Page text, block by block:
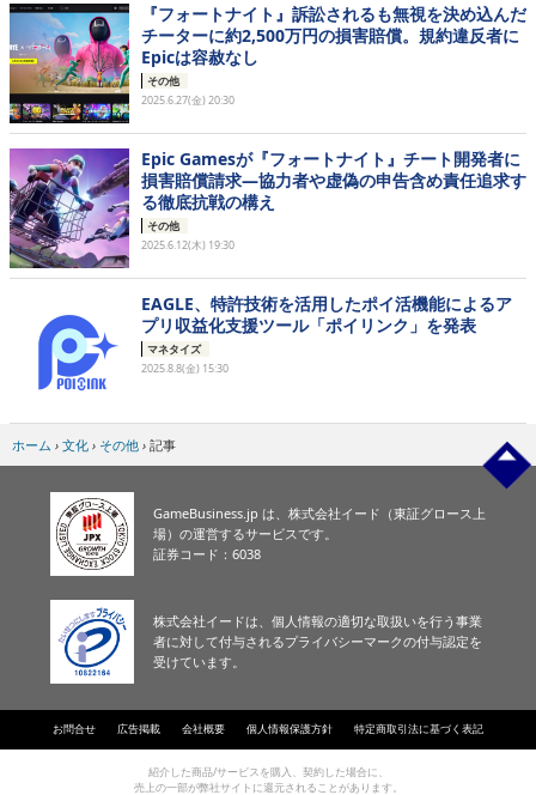
『フォートナイト』訴訟されるも無視を決め込んだ
チーターに約2,500万円の損害賠償。規約違反者に
Epicは容赦なし
その他
2025.6.27(金) 20:30
Epic Gamesが『フォートナイト』チート開発者に
損害賠償請求―協力者や虚偽の申告含め責任追求す
る徹底抗戦の構え
その他
2025.6.12(木) 19:30
EAGLE、特許技術を活用したポイ活機能によるア
プリ収益化支援ツール「ポイリンク」を発表
マネタイズ
2025.8.8(金) 15:30
ホーム › 文化 › その他 › 記事
GameBusiness.jp は、株式会社イード（東証グロース上
場）の運営するサービスです。
証券コード：6038
株式会社イードは、個人情報の適切な取扱いを行う事業
者に対して付与されるプライバシーマークの付与認定を
受けています。
お問合せ 広告掲載 会社概要 個人情報保護方針 特定商取引法に基づく表記
紹介した商品/サービスを購入、契約した場合に、
売上の一部が弊社サイトに還元されることがあります。